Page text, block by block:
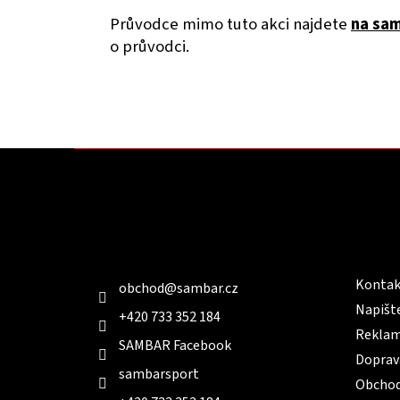
Průvodce mimo tuto akci najdete na
o průvodci.
obchod@sambar.cz
+420 733 352 184
SAMBAR Facebook
sambarsport